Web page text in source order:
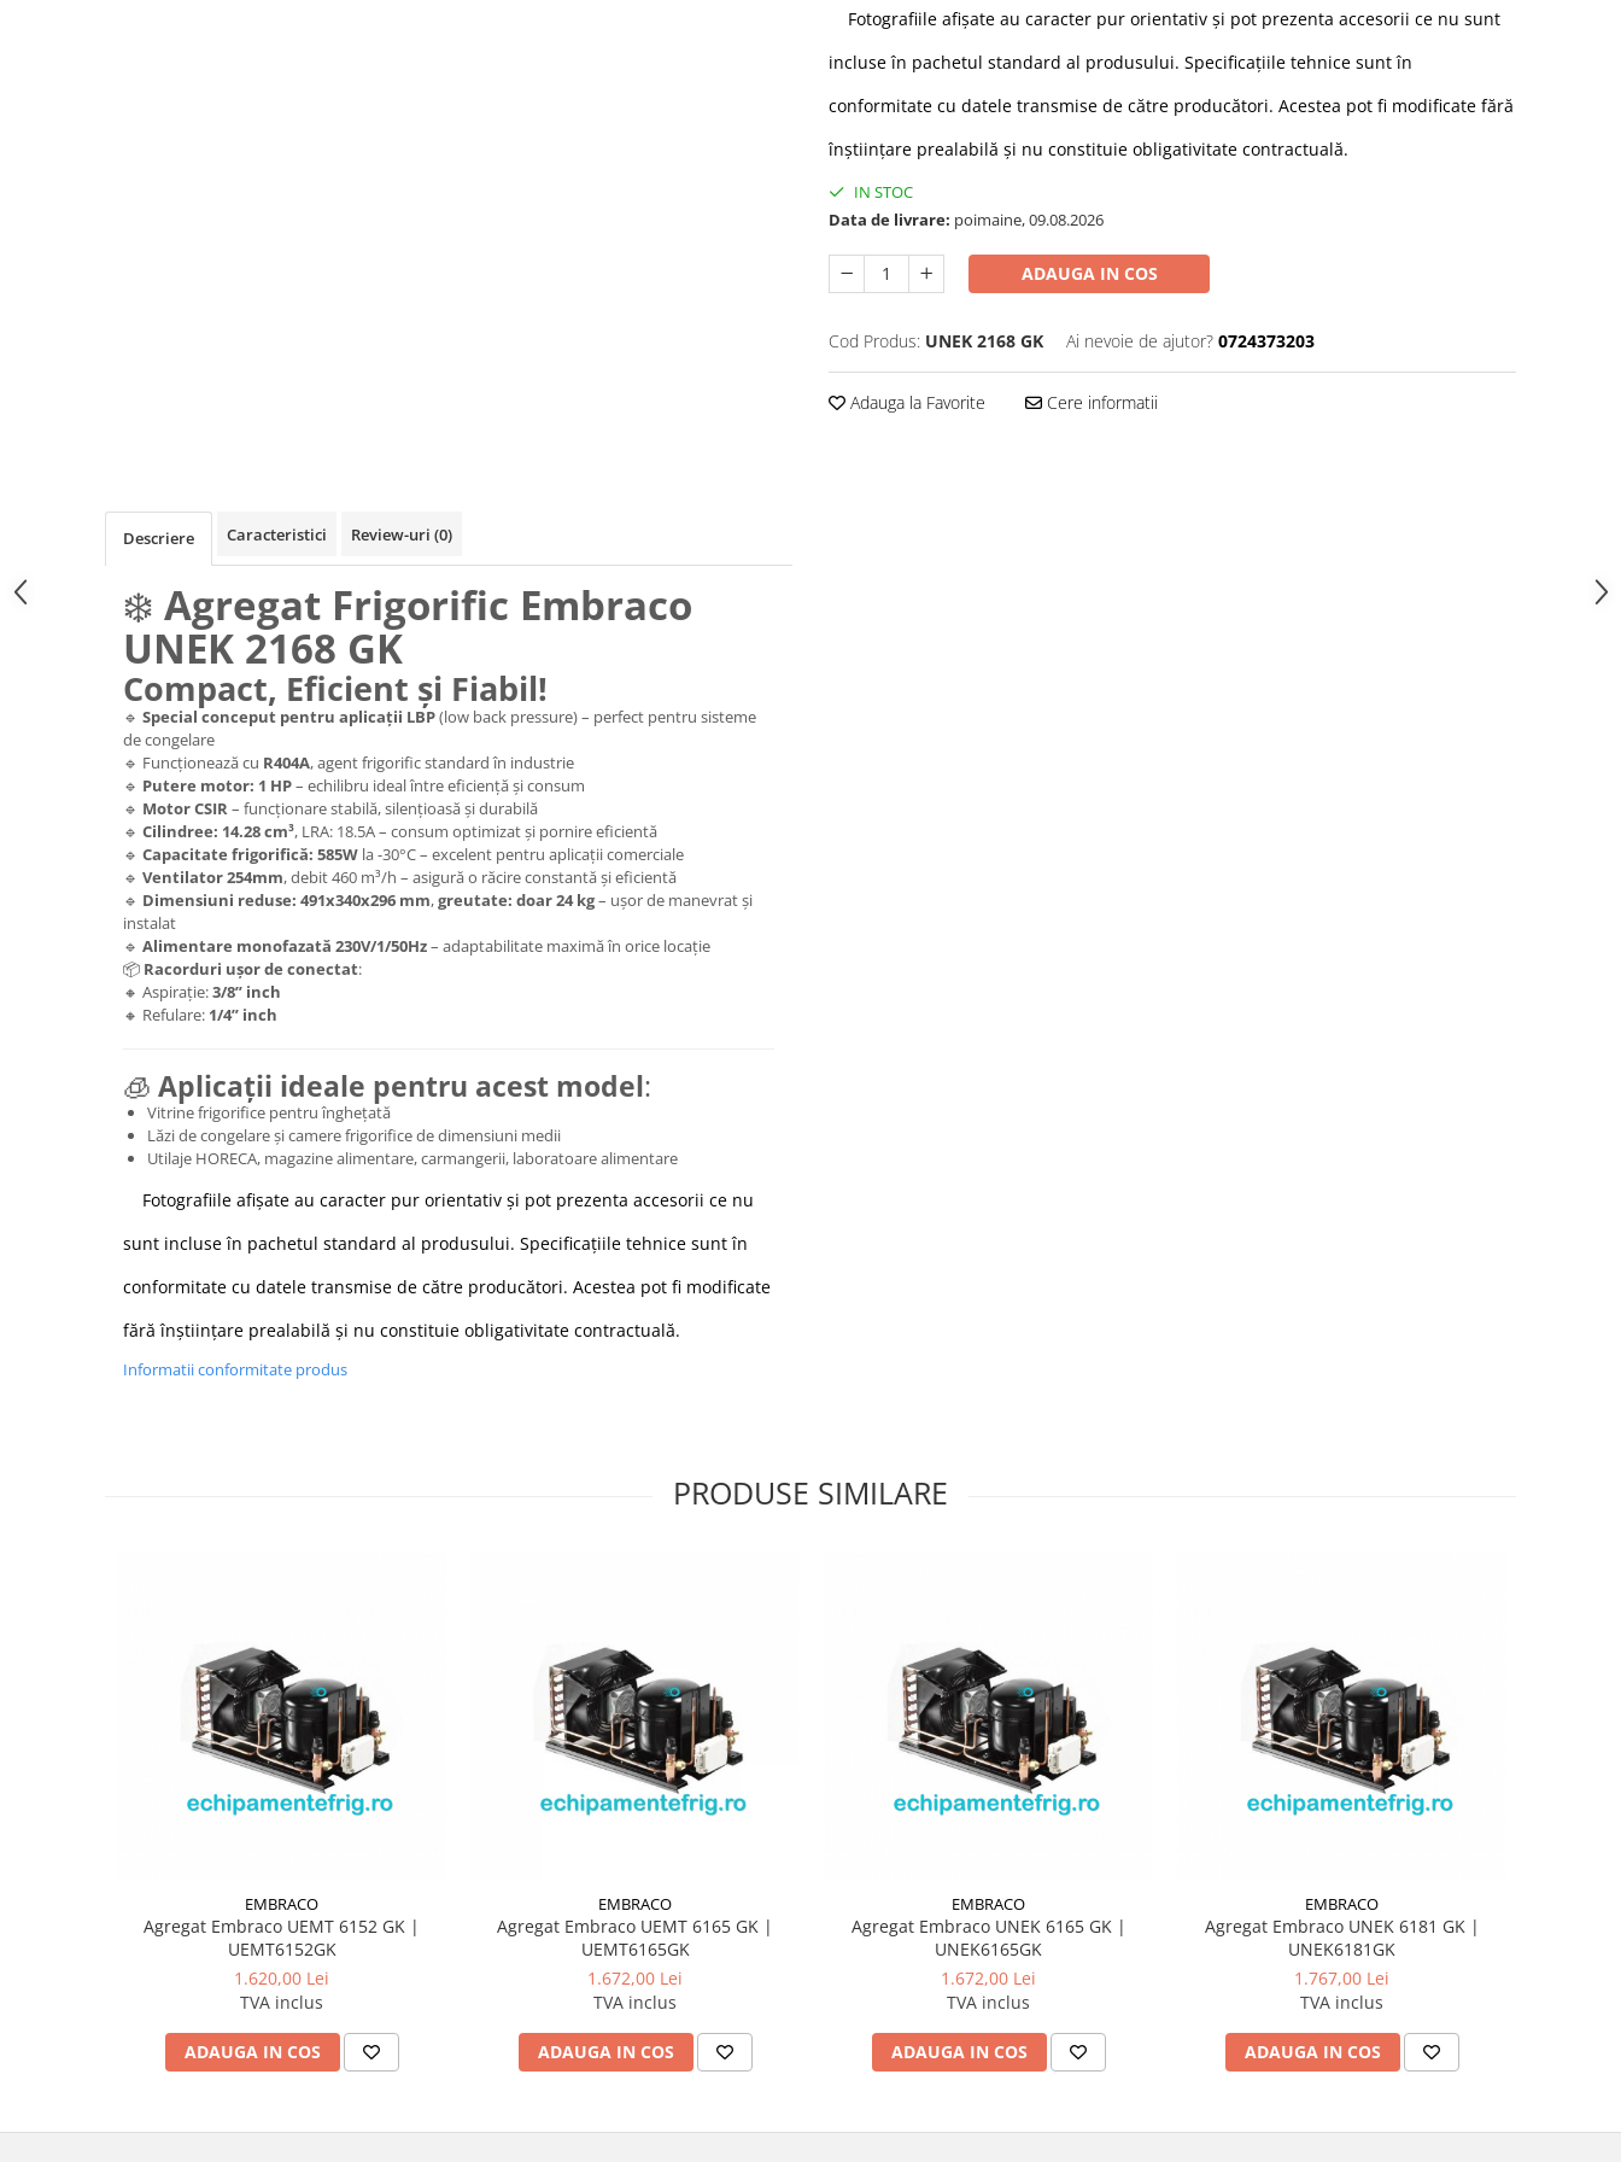
Fotografiile afișate au caracter pur orientativ și pot prezenta accesorii ce nu sunt
incluse în pachetul standard al produsului. Specificațiile tehnice sunt în
conformitate cu datele transmise de către producători. Acestea pot fi modificate fără
înștiințare prealabilă și nu constituie obligativitate contractuală.
IN STOC
Data de livrare: poimaine, 09.08.2026
ADAUGA IN COS
Cod Produs: UNEK 2168 GK Ai nevoie de ajutor? 0724373203
Adauga la Favorite Cere informatii
Descriere Caracteristici Review-uri (0)
❄️ Agregat Frigorific Embraco
UNEK 2168 GK
Compact, Eficient și Fiabil!
🔹 Special conceput pentru aplicații LBP(low back pressure) – perfect pentru sisteme
de congelare
🔹 Funcționează cu R404A, agent frigorific standard în industrie
🔹 Putere motor: 1 HP– echilibru ideal între eficiență și consum
🔹 Motor CSIR– funcționare stabilă, silențioasă și durabilă
🔹 Cilindree: 14.28 cm³, LRA: 18.5A – consum optimizat și pornire eficientă
🔹 Capacitate frigorifică: 585W la -30°C – excelent pentru aplicații comerciale
🔹 Ventilator 254mm, debit 460 m³/h – asigură o răcire constantă și eficientă
🔹 Dimensiuni reduse: 491x340x296 mm,greutate: doar 24 kg– ușor de manevrat și
instalat
🔹 Alimentare monofazată 230V/1/50Hz– adaptabilitate maximă în orice locație
📦 Racorduri ușor de conectat:
🔸 Aspirație:3/8” inch
🔸 Refulare: 1/4” inch
🧊 Aplicații ideale pentru acest model:
Vitrine frigorifice pentru înghețată
Lăzi de congelare și camere frigorifice de dimensiuni medii
Utilaje HORECA, magazine alimentare, carmangerii, laboratoare alimentare
Fotografiile afișate au caracter pur orientativ și pot prezenta accesorii ce nu
sunt incluse în pachetul standard al produsului. Specificațiile tehnice sunt în
conformitate cu datele transmise de către producători. Acestea pot fi modificate
fără înștiințare prealabilă și nu constituie obligativitate contractuală.
Informatii conformitate produs
PRODUSE SIMILARE
EMBRACO
Agregat Embraco UEMT 6152 GK |
UEMT6152GK
1.620,00 Lei
TVA inclus
ADAUGA IN COS
EMBRACO
Agregat Embraco UEMT 6165 GK |
UEMT6165GK
1.672,00 Lei
TVA inclus
ADAUGA IN COS
EMBRACO
Agregat Embraco UNEK 6165 GK |
UNEK6165GK
1.672,00 Lei
TVA inclus
ADAUGA IN COS
EMBRACO
Agregat Embraco UNEK 6181 GK |
UNEK6181GK
1.767,00 Lei
TVA inclus
ADAUGA IN COS